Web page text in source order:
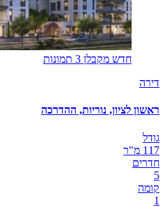
חדש מקבלן 3 תמונות
דירה
ראשון לציון, נוריות, ההדרכה
גודל
117 מ"ר
חדרים
5
קומה
1